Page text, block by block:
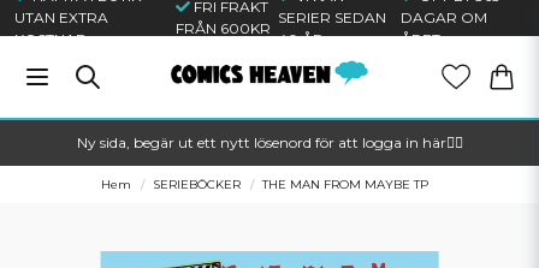
UTAN EXTRA
KOSTNAD
FRI FRAKT
FRÅN 600KR
SERIER SEDAN
40 ÅR
DAGAR OM
ÅRET
Ny sida, begär ut ett nytt lösenord för att logga in här🦸‍♂️
Hem SERIEBÖCKER THE MAN FROM MAYBE TP